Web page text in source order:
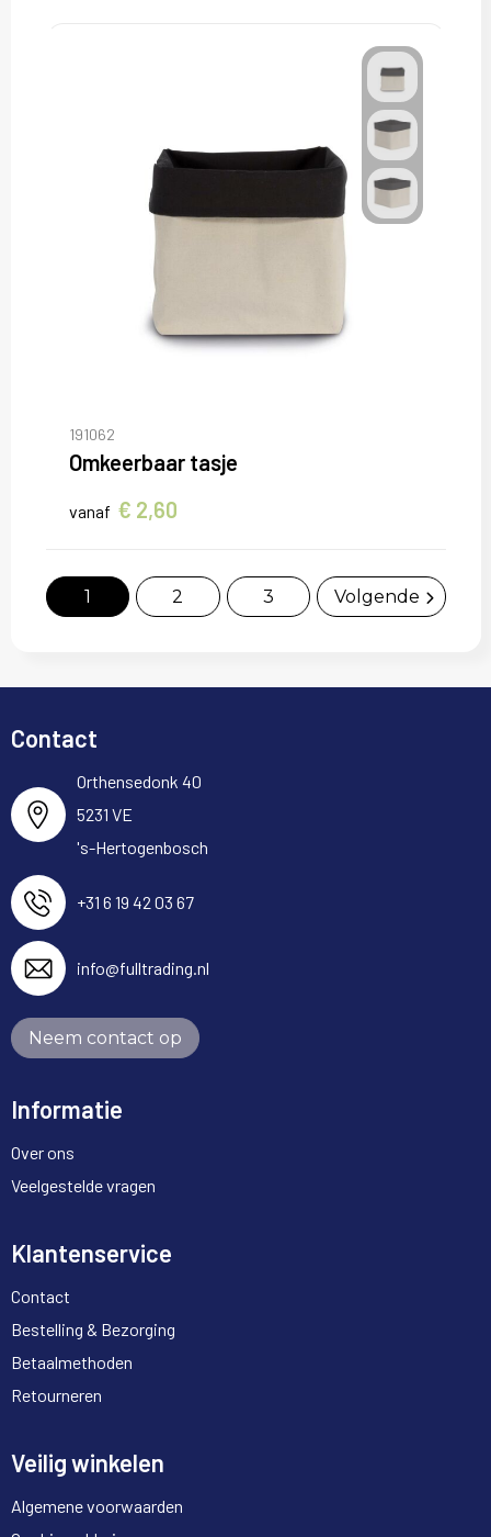
191062
Omkeerbaar tasje
vanaf € 2,60
1 2 3 Volgende
Contact
Orthensedonk 40
5231 VE
's-Hertogenbosch
+31 6 19 42 03 67
info@fulltrading.nl
Neem contact op
Informatie
Over ons
Veelgestelde vragen
Klantenservice
Contact
Bestelling & Bezorging
Betaalmethoden
Retourneren
Veilig winkelen
Algemene voorwaarden